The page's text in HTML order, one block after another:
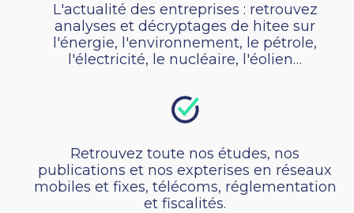
L'actualité des entreprises : retrouvez
analyses et décryptages de hitee sur
l'énergie, l'environnement, le pétrole,
l'électricité, le nucléaire, l'éolien…
Retrouvez toute nos études, nos
publications et nos expterises en réseaux
mobiles et fixes, télécoms, réglementation
et fiscalités.